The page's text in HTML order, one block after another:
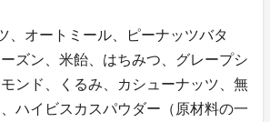
、オートミール、ピーナッツバタ
ズン、米飴、はちみつ、グレープシ
ンド、くるみ、カシューナッツ、無
ハイビスカスパウダー（原材料の一